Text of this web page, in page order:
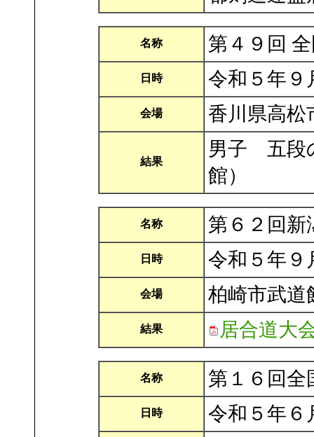
名称 第４９回
日時 令和５年９
会場 香川県高松
結果
男子 五段
館）
名称 第６２回新
日時 令和５年９
会場 柏崎市武道
結果 居合道大
名称 第１６回全
日時 令和５年６